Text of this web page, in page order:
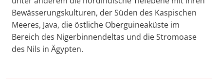
Bewässerungskulturen, der Süden des Kaspischen
Meeres, Java, die östliche Oberguineaküste im
Bereich des Nigerbinnendeltas und die Stromoase
des Nils in Ägypten.